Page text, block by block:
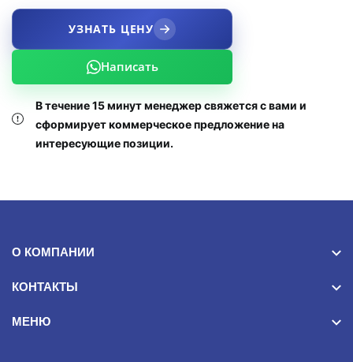
УЗНАТЬ ЦЕНУ
Написать
В течение 15 минут менеджер свяжется с вами и
сформирует коммерческое предложение на
интересующие позиции.
О КОМПАНИИ
КОНТАКТЫ
МЕНЮ